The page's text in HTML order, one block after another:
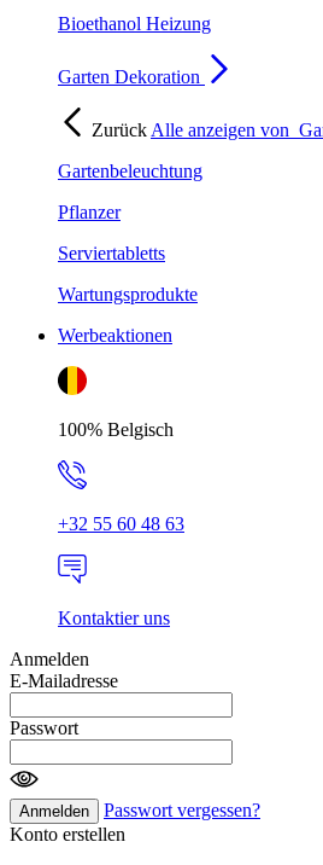
Bioethanol Heizung
Garten Dekoration
Zurück Alle anzeigen von
Gartenbeleuchtung
Pflanzer
Serviertabletts
Wartungsprodukte
Werbeaktionen
100% Belgisch
+32 55 60 48 63
Kontaktier uns
Anmelden
E-Mailadresse
Passwort
Anmelden
Passwort vergessen?
Konto erstellen